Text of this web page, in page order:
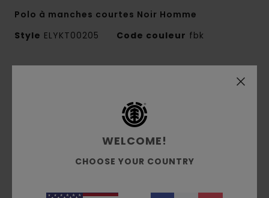
Polo à manches courtes Noir Homme
Style ELYKT00205 Code couleur fbk
mesh double [140 g/m²]
coupe relax, décontractée et fluide
col V
Imprimé sur le corps et les manches
Bordure en tissu assortie sur les manches et
WELCOME!
CHOOSE YOUR COUNTRY